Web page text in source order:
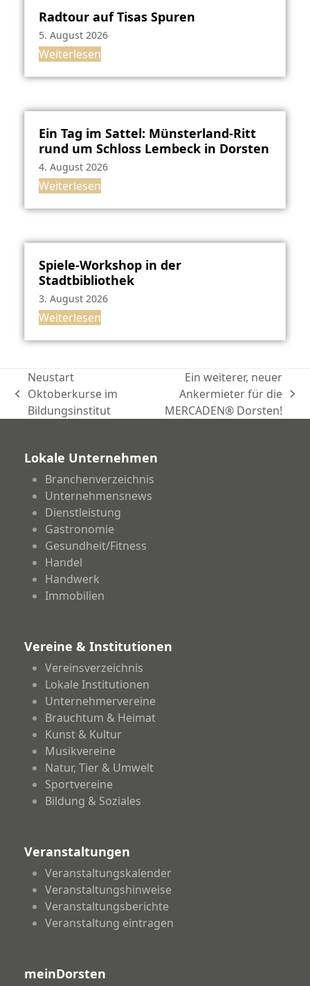
Radtour auf Tisas Spuren
5. August 2026
Weiterlesen
Ein Tag im Sattel: Münsterland-Ritt
rund um Schloss Lembeck in Dorsten
4. August 2026
Weiterlesen
Spiele-Workshop in der
Stadtbibliothek
3. August 2026
Weiterlesen
vorheriger
Beitrag:
Neustart
Oktoberkurse im
Bildungsinstitut
Nächster
Beitrag:
Ein weiterer, neuer
Ankermieter für die
MERCADEN® Dorsten!
Lokale Unternehmen
Branchenverzeichnis
Unternehmensnews
Dienstleistung
Gastronomie
Gesundheit/Fitness
Handel
Handwerk
Immobilien
Vereine & Institutionen
Vereinsverzeichnis
Lokale Institutionen
Unternehmervereine
Brauchtum & Heimat
Kunst & Kultur
Musikvereine
Natur, Tier & Umwelt
Sportvereine
Bildung & Soziales
Veranstaltungen
Veranstaltungskalender
Veranstaltungshinweise
Veranstaltungsberichte
Veranstaltung eintragen
meinDorsten